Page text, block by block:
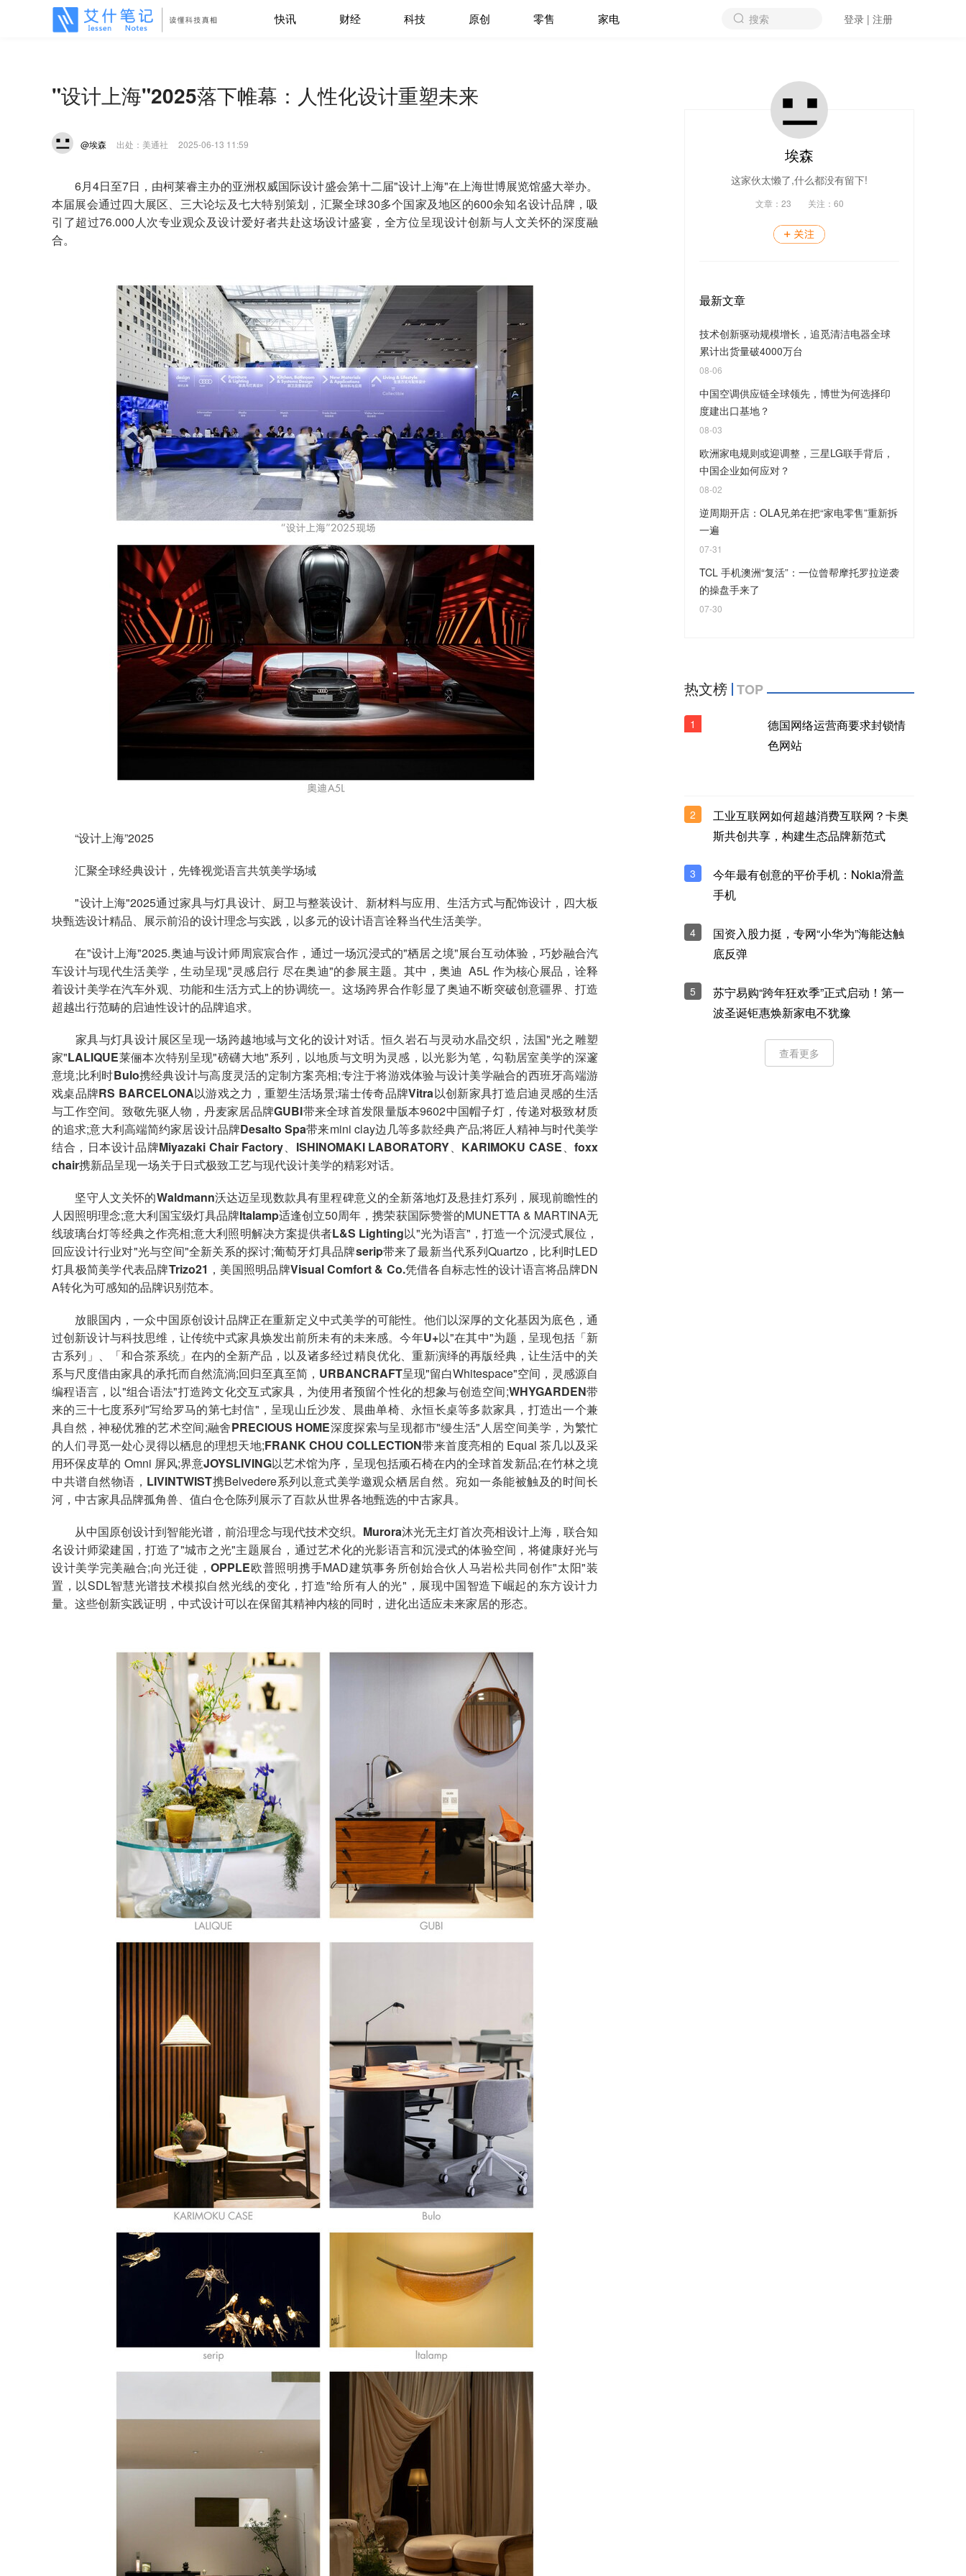
快讯 财经 科技 原创 零售 家电 搜索 登录 | 注册
"设计上海"2025落下帷幕：人性化设计重塑未来
@埃森 出处：美通社 2025-06-13 11:59
6月4日至7日，由柯莱睿主办的亚洲权威国际设计盛会第十二届"设计上海"在上海世博展览馆盛大举办。
本届展会通过四大展区、三大论坛及七大特别策划，汇聚全球30多个国家及地区的600余知名设计品牌，吸
引了超过76.000人次专业观众及设计爱好者共赴这场设计盛宴，全方位呈现设计创新与人文关怀的深度融
合。
“设计上海”2025
汇聚全球经典设计，先锋视觉语言共筑美学场域
"设计上海"2025通过家具与灯具设计、厨卫与整装设计、新材料与应用、生活方式与配饰设计，四大板
块甄选设计精品、展示前沿的设计理念与实践，以多元的设计语言诠释当代生活美学。
在"设计上海"2025.奥迪与设计师周宸宸合作，通过一场沉浸式的"栖居之境"展台互动体验，巧妙融合汽
车设计与现代生活美学，生动呈现"灵感启行 尽在奥迪"的参展主题。其中，奥迪 A5L 作为核心展品，诠释
着设计美学在汽车外观、功能和生活方式上的协调统一。这场跨界合作彰显了奥迪不断突破创意疆界、打造
超越出行范畴的启迪性设计的品牌追求。
家具与灯具设计展区呈现一场跨越地域与文化的设计对话。恒久岩石与灵动水晶交织，法国"光之雕塑
家"LALIQUE莱俪本次特别呈现"磅礴大地"系列，以地质与文明为灵感，以光影为笔，勾勒居室美学的深邃
意境;比利时Bulo携经典设计与高度灵活的定制方案亮相;专注于将游戏体验与设计美学融合的西班牙高端游
戏桌品牌RS BARCELONA以游戏之力，重塑生活场景;瑞士传奇品牌Vitra以创新家具打造启迪灵感的生活
与工作空间。致敬先驱人物，丹麦家居品牌GUBI带来全球首发限量版本9602中国帽子灯，传递对极致材质
的追求;意大利高端简约家居设计品牌Desalto Spa带来mini clay边几等多款经典产品;将匠人精神与时代美学
结合，日本设计品牌Miyazaki Chair Factory、 ISHINOMAKI LABORATORY、 KARIMOKU CASE、foxx
chair携新品呈现一场关于日式极致工艺与现代设计美学的精彩对话。
坚守人文关怀的Waldmann沃达迈呈现数款具有里程碑意义的全新落地灯及悬挂灯系列，展现前瞻性的
人因照明理念;意大利国宝级灯具品牌Italamp适逢创立50周年，携荣获国际赞誉的MUNETTA & MARTINA无
线玻璃台灯等经典之作亮相;意大利照明解决方案提供者L&S Lighting以"光为语言"，打造一个沉浸式展位，
回应设计行业对"光与空间"全新关系的探讨;葡萄牙灯具品牌serip带来了最新当代系列Quartzo，比利时LED
灯具极简美学代表品牌Trizo21 ，美国照明品牌Visual Comfort & Co.凭借各自标志性的设计语言将品牌DN
A转化为可感知的品牌识别范本。
放眼国内，一众中国原创设计品牌正在重新定义中式美学的可能性。他们以深厚的文化基因为底色，通
过创新设计与科技思维，让传统中式家具焕发出前所未有的未来感。今年U+以"在其中"为题，呈现包括「新
古系列」、「和合茶系统」在内的全新产品，以及诸多经过精良优化、重新演绎的再版经典，让生活中的关
系与尺度借由家具的承托而自然流淌;回归至真至简， URBANCRAFT呈现"留白Whitespace"空间，灵感源自
编程语言，以"组合语法"打造跨文化交互式家具，为使用者预留个性化的想象与创造空间;WHYGARDEN带
来的三十七度系列"写给罗马的第七封信"，呈现山丘沙发、晨曲单椅、永恒长桌等多款家具，打造出一个兼
具自然，神秘优雅的艺术空间;融舍PRECIOUS HOME深度探索与呈现都市"缦生活"人居空间美学，为繁忙
的人们寻觅一处心灵得以栖息的理想天地;FRANK CHOU COLLECTION带来首度亮相的 Equal 茶几以及采
用环保皮草的 Omni 屏风;界意JOYSLIVING以艺术馆为序，呈现包括顽石椅在内的全球首发新品;在竹林之境
中共谱自然物语， LIVINTWIST携Belvedere系列以意式美学邀观众栖居自然。宛如一条能被触及的时间长
河，中古家具品牌孤角兽、 值白仓仓陈列展示了百款从世界各地甄选的中古家具。
从中国原创设计到智能光谱，前沿理念与现代技术交织。 Murora沐光无主灯首次亮相设计上海，联合知
名设计师梁建国，打造了"城市之光"主题展台，通过艺术化的光影语言和沉浸式的体验空间，将健康好光与
设计美学完美融合;向光迁徙，OPPLE欧普照明携手MAD建筑事务所创始合伙人马岩松共同创作"太阳"装
置，以SDL智慧光谱技术模拟自然光线的变化，打造"给所有人的光"，展现中国智造下崛起的东方设计力
量。这些创新实践证明，中式设计可以在保留其精神内核的同时，进化出适应未来家居的形态。
埃森
这家伙太懒了,什么都没有留下!
文章： 23 关注： 60
最新文章
技术创新驱动规模增长，追觅清洁电器全球
累计出货量破4000万台
08-06
中国空调供应链全球领先，博世为何选择印
度建出口基地？
08-03
欧洲家电规则或迎调整，三星LG联手背后，
中国企业如何应对？
08-02
逆周期开店：OLA兄弟在把“家电零售”重新拆
一遍
07-31
TCL 手机澳洲“复活”：一位曾帮摩托罗拉逆袭
的操盘手来了
07-30
热文榜 TOP
1
德国网络运营商要求封锁情
色网站
2
工业互联网如何超越消费互联网？卡奥
斯共创共享，构建生态品牌新范式
3
今年最有创意的平价手机：Nokia滑盖
手机
4
国资入股力挺，专网“小华为”海能达触
底反弹
5
苏宁易购“跨年狂欢季”正式启动！第一
波圣诞钜惠焕新家电不犹豫
查看更多